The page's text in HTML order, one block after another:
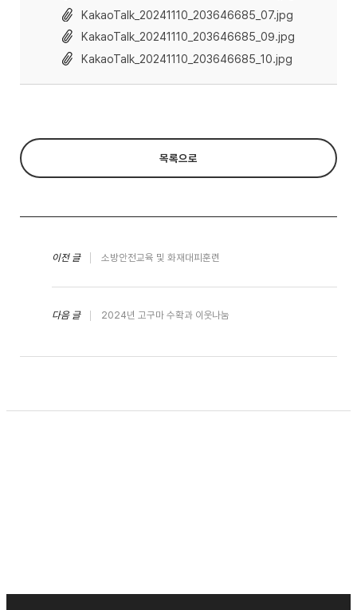
KakaoTalk_20241110_203646685_07.jpg
KakaoTalk_20241110_203646685_09.jpg
KakaoTalk_20241110_203646685_10.jpg
목록으로
이전 글 소방안전교육 및 화재대피훈련
다음 글 2024년 고구마 수확과 이웃나눔